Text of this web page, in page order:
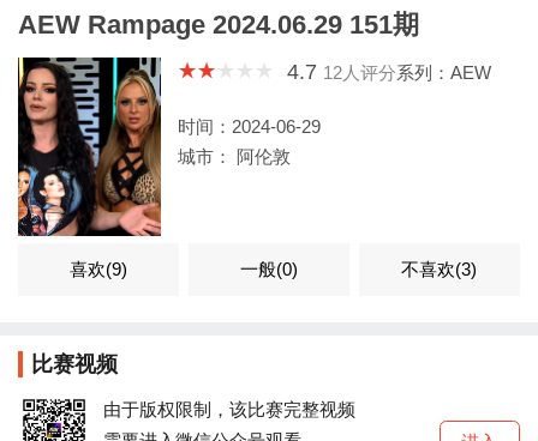
AEW Rampage 2024.06.29 151期
4.7 12人评分系列：AEW
时间：2024-06-29
城市： 阿伦敦
喜欢(9) 一般(0) 不喜欢(3)
比赛视频
由于版权限制，该比赛完整视频